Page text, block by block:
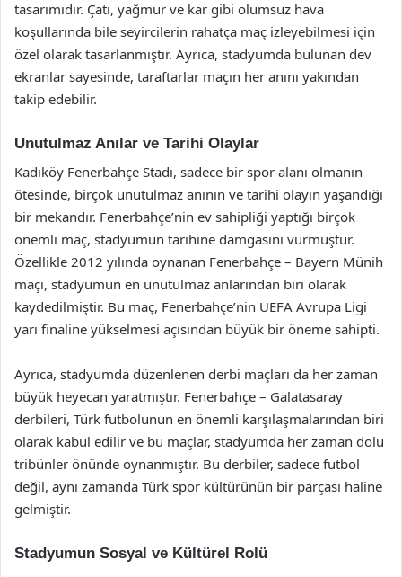
tasarımıdır. Çatı, yağmur ve kar gibi olumsuz hava
koşullarında bile seyircilerin rahatça maç izleyebilmesi için
özel olarak tasarlanmıştır. Ayrıca, stadyumda bulunan dev
ekranlar sayesinde, taraftarlar maçın her anını yakından
takip edebilir.
Unutulmaz Anılar ve Tarihi Olaylar
Kadıköy Fenerbahçe Stadı, sadece bir spor alanı olmanın
ötesinde, birçok unutulmaz anının ve tarihi olayın yaşandığı
bir mekandır. Fenerbahçe’nin ev sahipliği yaptığı birçok
önemli maç, stadyumun tarihine damgasını vurmuştur.
Özellikle 2012 yılında oynanan Fenerbahçe – Bayern Münih
maçı, stadyumun en unutulmaz anlarından biri olarak
kaydedilmiştir. Bu maç, Fenerbahçe’nin UEFA Avrupa Ligi
yarı finaline yükselmesi açısından büyük bir öneme sahipti.
Ayrıca, stadyumda düzenlenen derbi maçları da her zaman
büyük heyecan yaratmıştır. Fenerbahçe – Galatasaray
derbileri, Türk futbolunun en önemli karşılaşmalarından biri
olarak kabul edilir ve bu maçlar, stadyumda her zaman dolu
tribünler önünde oynanmıştır. Bu derbiler, sadece futbol
değil, aynı zamanda Türk spor kültürünün bir parçası haline
gelmiştir.
Stadyumun Sosyal ve Kültürel Rolü